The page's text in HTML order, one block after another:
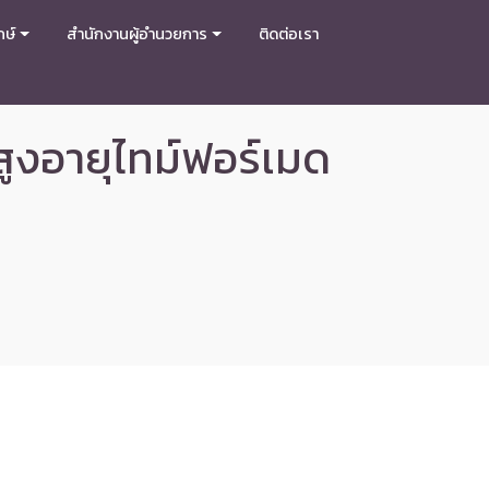
ษ์ สำนักงานผู้อำนวยการ
ติดต่อเรา
อายุไทม์ฟอร์เมด